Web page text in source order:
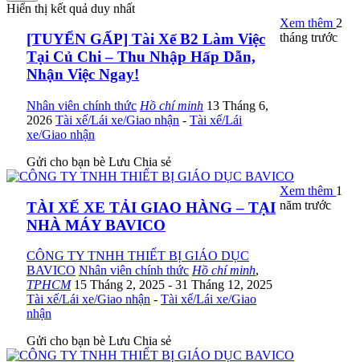
Hiển thị kết quả duy nhất
[TUYỂN GẤP] Tài Xế B2 Làm Việc
Tại Củ Chi – Thu Nhập Hấp Dẫn,
Nhận Việc Ngay!
Nhân viên chính thức Hồ chí minh 13 Tháng 6,
2026 Tài xế/Lái xe/Giao nhận - Tài xế/Lái
xe/Giao nhận
Gửi cho bạn bè Lưu Chia sẻ
Xem thêm 2
tháng trước
TÀI XẾ XE TẢI GIAO HÀNG – TẠI
NHÀ MÁY BAVICO
CÔNG TY TNHH THIẾT BỊ GIÁO DỤC
BAVICO Nhân viên chính thức Hồ chí minh,
TPHCM 15 Tháng 2, 2025 - 31 Tháng 12, 2025
Tài xế/Lái xe/Giao nhận - Tài xế/Lái xe/Giao
nhận
Gửi cho bạn bè Lưu Chia sẻ
Xem thêm 1
năm trước